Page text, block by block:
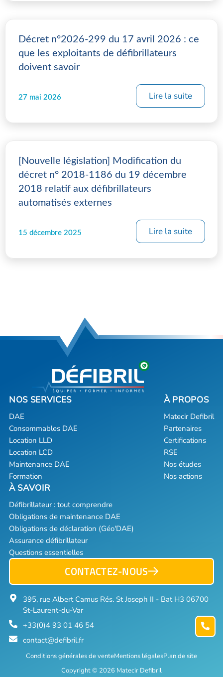
Décret n°2026-299 du 17 avril 2026 : ce
que les exploitants de défibrillateurs
doivent savoir
27 mai 2026 Lire la suite
[Nouvelle législation] Modification du
décret n° 2018-1186 du 19 décembre
2018 relatif aux défibrillateurs
automatisés externes
15 décembre 2025 Lire la suite
DAE
Consommables DAE
Location LLD
Location LCD
Maintenance DAE
Formation
Matecir Defibril
Partenaires
Certifications
RSE
Nos études
Nos actions
Défibrillateur : tout comprendre
Obligations de maintenance DAE
Obligations de déclaration (Géo'DAE)
Assurance défibrillateur
Questions essentielles
CONTACTEZ-NOUS
395, rue Albert Camus Rés. St Joseph II - Bat H3 06700
St-Laurent-du-Var
+33(0)4 93 01 46 54
contact@defibril.fr
Copyright © 2026 Matecir Defibril
Conditions générales de venteMentions légalesPlan de site